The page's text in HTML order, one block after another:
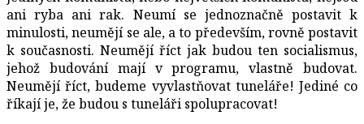
ani ryba ani rak. Neumí se jednoznačně postavit k
minulosti, neumějí se ale, a to především, rovně postavit
k současnosti. Neumějí říct jak budou ten socialismus,
jehož budování mají v programu, vlastně budovat.
Neumějí říct, budeme vyvlastňovat tuneláře! Jediné co
říkají je, že budou s tuneláři spolupracovat!